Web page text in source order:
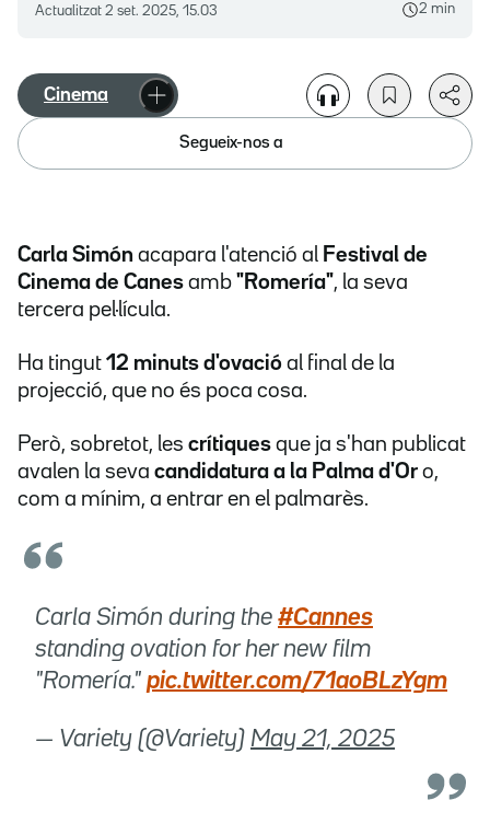
Actualitzat 2 set. 2025, 15.03 2 min
Cinema
Segueix-nos a
Carla Simón acapara l'atenció al Festival de
Cinema de Canes amb "Romería", la seva
tercera pel·lícula.
Ha tingut 12 minuts d'ovació al final de la
projecció, que no és poca cosa.
Però, sobretot, les crítiques que ja s'han publicat
avalen la seva candidatura a la Palma d'Or o,
com a mínim, a entrar en el palmarès.
Carla Simón during the #Cannes
standing ovation for her new film
"Romería." pic.twitter.com/71aoBLzYgm
— Variety (@Variety) May 21, 2025